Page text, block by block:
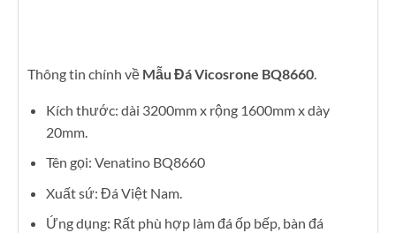
Thông tin chính về Mẫu Đá Vicosrone BQ8660
Kích thước: dài 3200mm x rộng 1600mm x dày
20mm.
Tên gọi: Venatino BQ8660
Xuất sứ: Đá Việt Nam.
Ứng dụng: Rất phù hợp làm đá ốp bếp, bàn đá